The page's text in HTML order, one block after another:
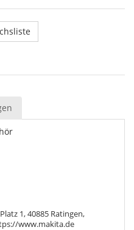
1, 40885 Ratingen,
www.makita.de